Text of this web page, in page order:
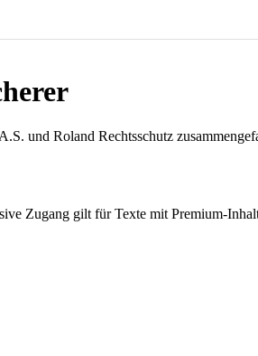
und Roland Rechtsschutz
Zugang gilt für Texte mit Premium-